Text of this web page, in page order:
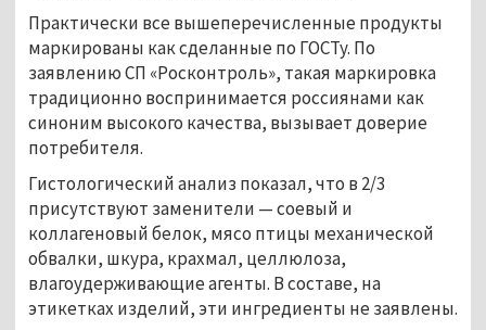
Практически все вышеперечисленные продукты
маркированы как сделанные по ГОСТу. По
заявлению СП «Росконтроль», такая маркировка
традиционно воспринимается россиянами как
синоним высокого качества, вызывает доверие
потребителя.
Гистологический анализ показал, что в 2/3
присутствуют заменители — соевый и
коллагеновый белок, мясо птицы механической
обвалки, шкура, крахмал, целлюлоза,
влагоудерживающие агенты. В составе, на
этикетках изделий, эти ингредиенты не заявлены.